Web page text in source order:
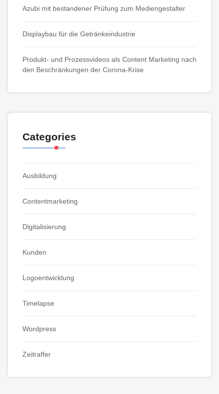
Azubi mit bestandener Prüfung zum Mediengestalter
Displaybau für die Getränkeindustrie
Produkt- und Prozessvideos als Content Marketing nach
den Beschränkungen der Corona-Krise
Categories
Ausbildung
Contentmarketing
Digitalisierung
Kunden
Logoentwicklung
Timelapse
Wordpress
Zeitraffer